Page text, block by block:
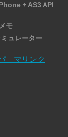
+ AS3 API
モ
ュレーター
ーマリンク